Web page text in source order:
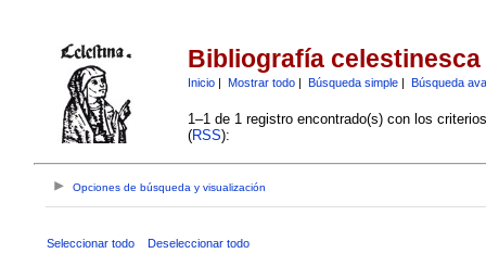
Bibliografía celestinesca
Inicio| Mostrar todo| Búsqueda simple| Búsqueda
1–1 de 1 registro encontrado(s) con los
(RSS):
Opciones de búsqueda y visualización
Seleccionar todo Deseleccionar todo